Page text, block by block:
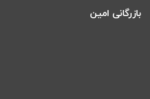
بازرگانی امین